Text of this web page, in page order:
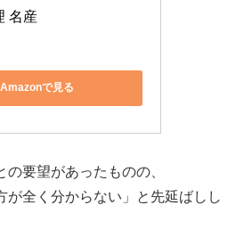
名産
Amazonで見る
要望があったものの、
が全く分からない」と先延ばしし